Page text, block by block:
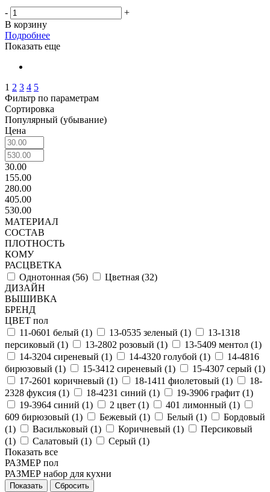
-
+
В корзину
Подробнее
Показать еще
1 2 3 4 5
Фильтр по параметрам
Сортировка
Популярный (убывание)
Цена
30.00
155.00
280.00
405.00
530.00
МАТЕРИАЛ
СОСТАВ
ПЛОТНОСТЬ
КОМУ
РАСЦВЕТКА
Однотонная (56) Цветная (32)
ДИЗАЙН
ВЫШИВКА
БРЕНД
ЦВЕТ пол
11-0601 белый (1) 13-0535 зеленый (1)
13-1318
персиковый (1) 13-2802 розовый (1) 13-5409 ментол (1)
14-3204 сиреневый (1) 14-4320 голубой (1)
14-4816
бирюзовый (1) 15-3412 сиреневый (1) 15-4307 серый (1)
17-2601 коричневый (1) 18-1411 фиолетовый (1)
18-
2328 фуксия (1) 18-4231 синий (1) 19-3906 графит (1)
19-3964 синий (1) 2 цвет (1) 401 лимонный (1)
609 бирюзовый (1) Бежевый (1) Белый (1)
Бордовый
(1) Васильковый (1) Коричневый (1)
Персиковый
(1) Салатовый (1) Серый (1)
Показать все
РАЗМЕР пол
РАЗМЕР набор для кухни
Сбросить